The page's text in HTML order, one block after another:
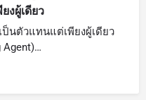
งผู้เดียว
ป็นตัวแทนแต่เพียงผู้เดียว
Agent)…